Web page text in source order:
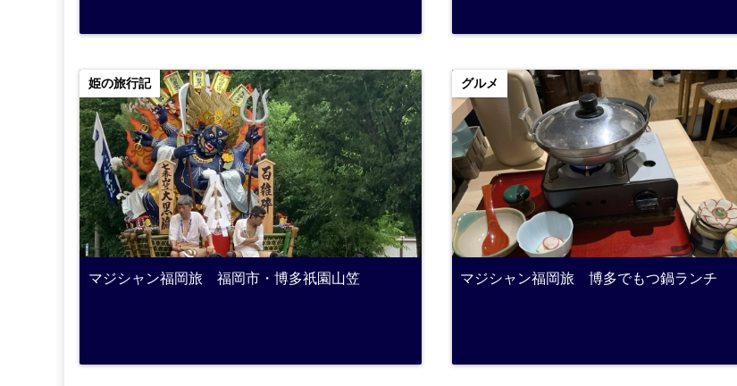
姫の旅行記
マジシャン福岡旅 福岡市・博多祇園山笠
グルメ
マジシャン福岡旅 博多でもつ鍋ランチ